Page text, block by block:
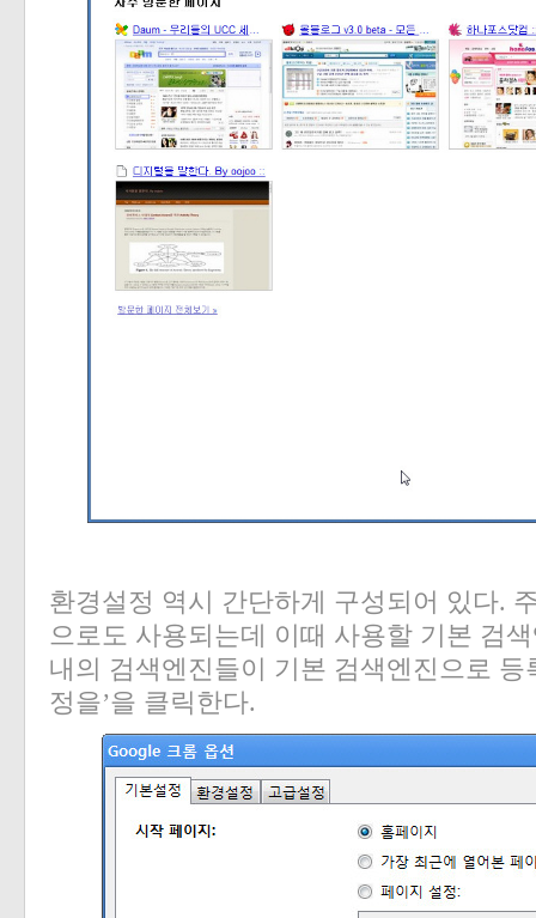
환경설정 역시 간단하게 구성되어 있다.
으로도 사용되는데 이때 사용할 기본 검
내의 검색엔진들이 기본 검색엔진으로 등
정을’을 클릭한다.